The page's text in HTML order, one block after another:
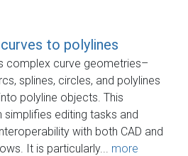
to polylines
complex curve geometries–
splines, circles, and polylines
polyline objects. This
simplifies editing tasks and
with both CAD and
It is particularly... more